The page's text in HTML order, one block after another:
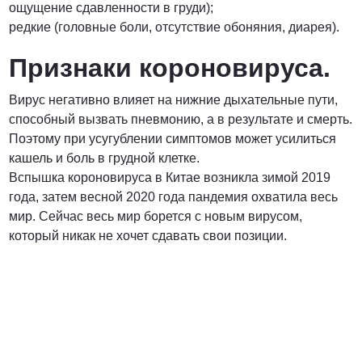
ощущение сдавленности в груди);
редкие (головные боли, отсутствие обоняния, диарея).
Признаки короновируса.
Вирус негативно влияет на нижние дыхательные пути,
способный вызвать пневмонию, а в результате и смерть.
Поэтому при усугублении симптомов может усилиться
кашель и боль в грудной клетке.
Вспышка короновируса в Китае возникла зимой 2019
года, затем весной 2020 года пандемия охватила весь
мир. Сейчас весь мир борется с новым вирусом,
который никак не хочет сдавать свои позиции.